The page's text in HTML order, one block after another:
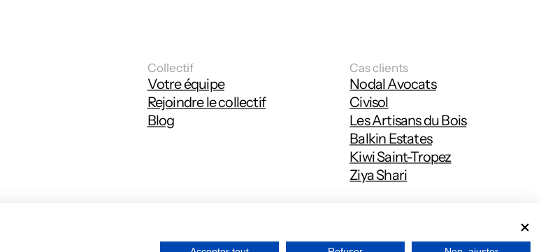
Collectif
Votre équipe
Rejoindre le collectif
Blog
Cas clients
Nodal Avocats
Civisol
Les Artisans du Bois
Balkin Estates
Kiwi Saint-Tropez
Ziya Shari